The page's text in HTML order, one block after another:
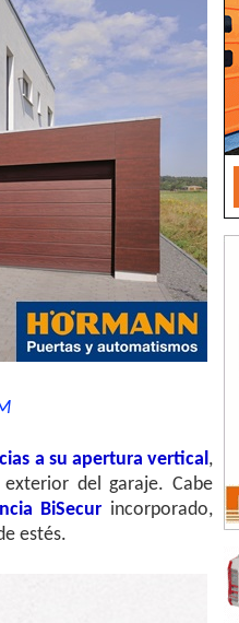
a su apertura vertical,
del garaje. Cabe
BiSecur incorporado,
estés.